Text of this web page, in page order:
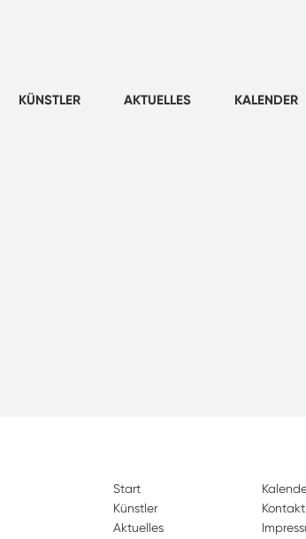
KÜNSTLER AKTUELLES KALENDER
Start
Künstler
Aktuelles
Kontakt